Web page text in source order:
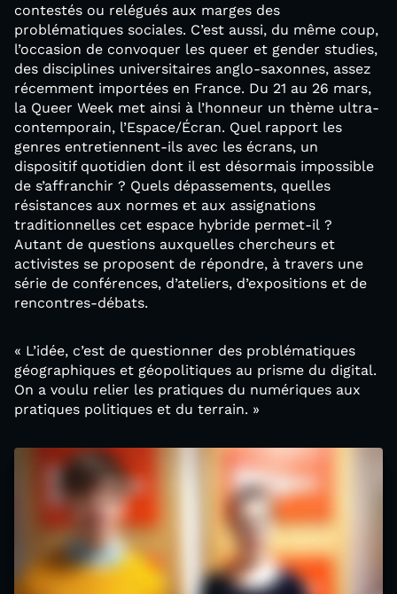
contestés ou relégués aux marges des
problématiques sociales. C’est aussi, du même coup,
l’occasion de convoquer les queer et gender studies,
des disciplines universitaires anglo-saxonnes, assez
récemment importées en France. Du 21 au 26 mars,
la Queer Week met ainsi à l’honneur un thème ultra-
contemporain, l’Espace/Écran. Quel rapport les
genres entretiennent-ils avec les écrans, un
dispositif quotidien dont il est désormais impossible
de s’affranchir ? Quels dépassements, quelles
résistances aux normes et aux assignations
traditionnelles cet espace hybride permet-il ?
Autant de questions auxquelles chercheurs et
activistes se proposent de répondre, à travers une
série de conférences, d’ateliers, d’expositions et de
rencontres-débats.
« L’idée, c’est de questionner des problématiques
géographiques et géopolitiques au prisme du digital.
On a voulu relier les pratiques du numériques aux
pratiques politiques et du terrain. »